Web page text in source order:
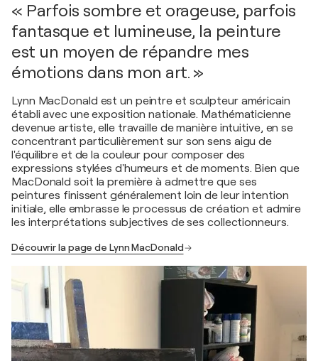
« Parfois sombre et orageuse, parfois
fantasque et lumineuse, la peinture
est un moyen de répandre mes
émotions dans mon art. »
Lynn MacDonald est un peintre et sculpteur américain
établi avec une exposition nationale. Mathématicienne
devenue artiste, elle travaille de manière intuitive, en se
concentrant particulièrement sur son sens aigu de
l'équilibre et de la couleur pour composer des
expressions stylées d'humeurs et de moments. Bien que
MacDonald soit la première à admettre que ses
peintures finissent généralement loin de leur intention
initiale, elle embrasse le processus de création et admire
les interprétations subjectives de ses collectionneurs.
Découvrir la page de Lynn MacDonald